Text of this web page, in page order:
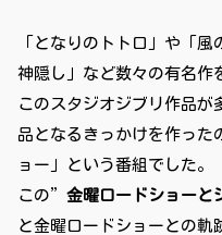
「となりのトトロ」や「
神隠し」など数々の有名作
このスタジオジブリ作品が
品となるきっかけを作った
ョー」という番組でした。
この” 金曜ロードショーと
と金曜ロードショーとの軌